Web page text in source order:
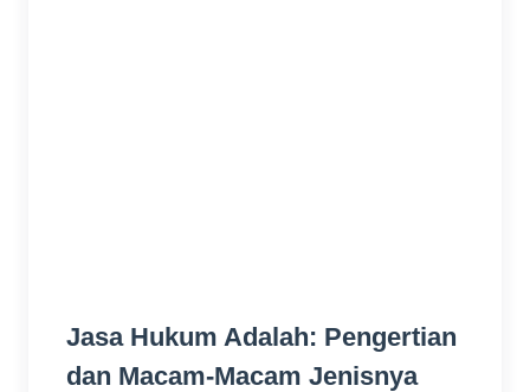
Jasa Hukum Adalah: Pengertian
dan Macam-Macam Jenisnya